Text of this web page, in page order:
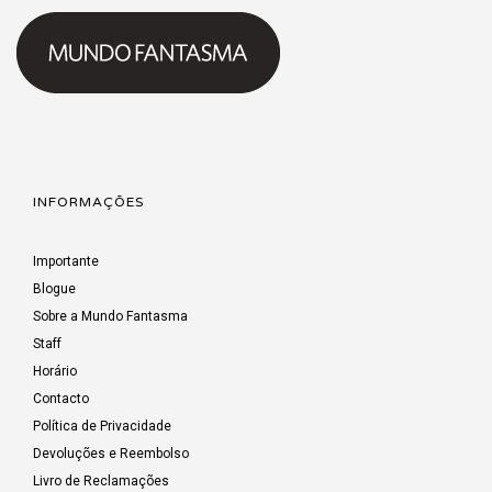
INFORMAÇÕES
Importante
Blogue
Sobre a Mundo Fantasma
Staff
Horário
Contacto
Política de Privacidade
Devoluções e Reembolso
Livro de Reclamações